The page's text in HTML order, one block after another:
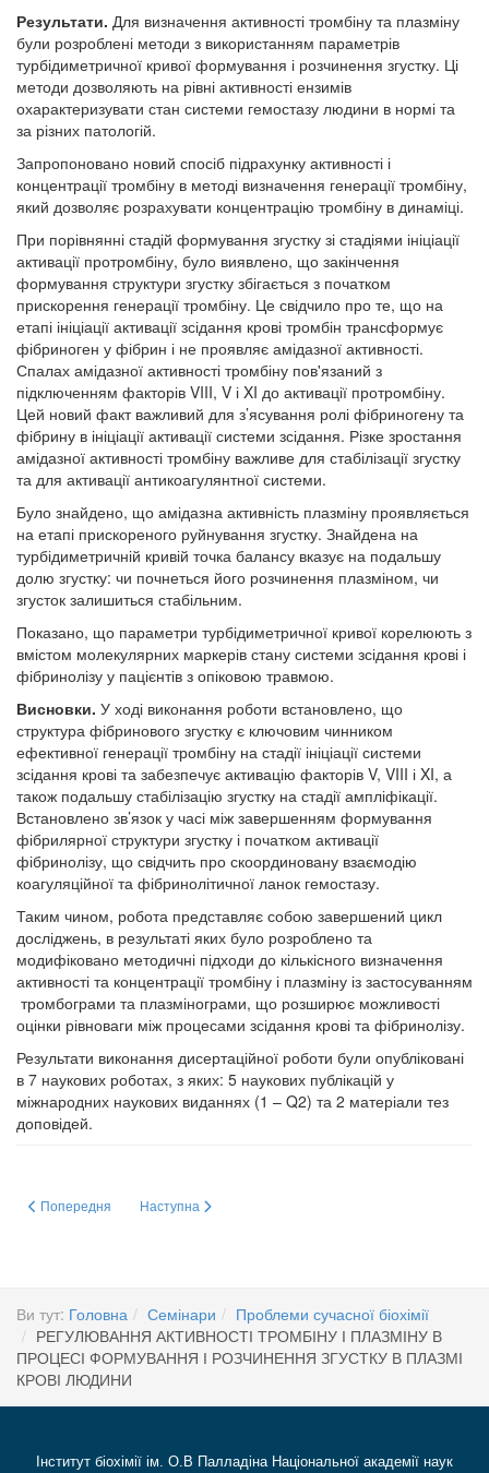
Результати. Для визначення активності тромбіну та плазміну
були розроблені методи з використанням параметрів
турбідиметричної кривої формування і розчинення згустку. Ці
методи дозволяють на рівні активності ензимів
охарактеризувати стан системи гемостазу людини в нормі та
за різних патологій.
Запропоновано новий спосіб підрахунку активності і
концентрації тромбіну в методі визначення генерації тромбіну,
який дозволяє розрахувати концентрацію тромбіну в динаміці.
При порівнянні стадій формування згустку зі стадіями ініціації
активації протромбіну, було виявлено, що закінчення
формування структури згустку збігається з початком
прискорення генерації тромбіну. Це свідчило про те, що на
етапі ініціації активації зсідання крові тромбін трансформує
фібриноген у фібрин і не проявляє амідазної активності.
Спалах амідазної активності тромбіну пов'язаний з
підключенням факторів VIII, V і XI до активації протромбіну.
Цей новий факт важливий для з’ясування ролі фібриногену та
фібрину в ініціації активації системи зсідання. Різке зростання
амідазної активності тромбіну важливе для стабілізації згустку
та для активації антикоагулянтної системи.
Було знайдено, що амідазна активність плазміну проявляється
на етапі прискореного руйнування згустку. Знайдена на
турбідиметричній кривій точка балансу вказує на подальшу
долю згустку: чи почнеться його розчинення плазміном, чи
згусток залишиться стабільним.
Показано, що параметри турбідиметричної кривої корелюють з
вмістом молекулярних маркерів стану системи зсідання крові і
фібринолізу у пацієнтів з опіковою травмою.
Висновки. У ході виконання роботи встановлено, що
структура фібринового згустку є ключовим чинником
ефективної генерації тромбіну на стадії ініціації системи
зсідання крові та забезпечує активацію факторів V, VIII і XI, а
також подальшу стабілізацію згустку на стадії ампліфікації.
Встановлено зв’язок у часі між завершенням формування
фібрилярної структури згустку і початком активації
фібринолізу, що свідчить про скоординовану взаємодію
коагуляційної та фібринолітичної ланок гемостазу.
Таким чином, робота представляє собою завершений цикл
досліджень, в результаті яких було розроблено та
модифіковано методичні підходи до кількісного визначення
активності та концентрації тромбіну і плазміну із застосуванням
тромбограми та плазмінограми, що розширює можливості
оцінки рівноваги між процесами зсідання крові та фібринолізу.
Результати виконання дисертаційної роботи були опубліковані
в 7 наукових роботах, з яких: 5 наукових публікацій у
міжнародних наукових виданнях (1 – Q2) та 2 матеріали тез
доповідей.
Попередня стаття: ЗАЛУЧЕННЯ ШЛЯХІВ СИГНАЛЮВАННЯ
Попередня Наступна стаття: 2 ЧЕРВНЯ 2026 Р. (ВІВТОРОК) О
Наступна
Ви тут: Головна Семінари
Проблеми сучасної біохімії
РЕГУЛЮВАННЯ АКТИВНОСТІ ТРОМБІНУ І ПЛАЗМІНУ В
ПРОЦЕСІ ФОРМУВАННЯ І РОЗЧИНЕННЯ ЗГУСТКУ В ПЛАЗМІ
КРОВІ ЛЮДИНИ
Інститут біохімії ім. О.В Палладіна Національної академії наук